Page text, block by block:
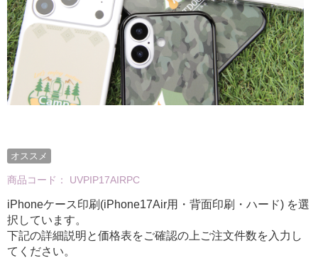
オススメ
商品コード： UVPIP17AIRPC
iPhoneケース印刷(iPhone17Air用・背面印刷・ハード) を選
択しています。
下記の詳細説明と価格表をご確認の上ご注文件数を入力し
てください。